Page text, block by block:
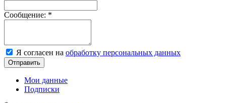
Сообщение: *
Я согласен на обработку персональных данных
Отправить
Мои данные
Подписки